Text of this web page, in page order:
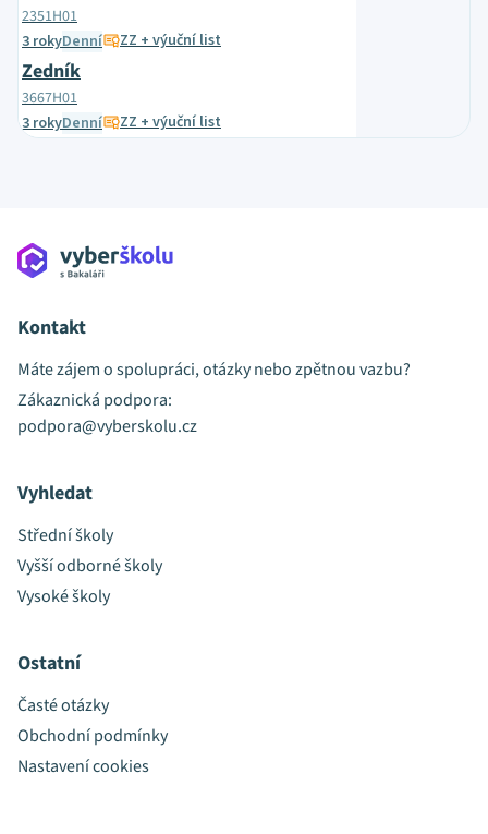
2351H01
3 rokyDenní ZZ + výuční list
Zedník
3667H01
3 rokyDenní ZZ + výuční list
Kontakt
Máte zájem o spolupráci, otázky nebo zpětnou vazbu?
Zákaznická podpora:
podpora@vyberskolu.cz
Vyhledat
Střední školy
Vyšší odborné školy
Vysoké školy
Ostatní
Časté otázky
Obchodní podmínky
Nastavení cookies